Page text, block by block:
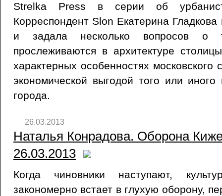
Strelka Press в серии об
Корреспондент Slon Екатерина Гладкова
и задала несколько вопросов о
прослеживаются в архитектуре
характерных особенностях
экономической выгодой того или
города.
26.03.2013
Наталья Конрадова. Оборона
26.03.2013
Когда чиновники наступают,
закономерно встает в глухую оборону,